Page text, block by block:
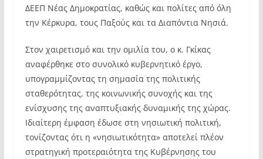
ΔΕΕΠ Νέας Δημοκρατίας, καθώς και πολίτες από όλη
την Κέρκυρα, τους Παξούς και τα Διαπόντια Νησιά.
Στον χαιρετισμό και την ομιλία του, ο κ. Γκίκας
αναφέρθηκε στο συνολικό κυβερνητικό έργο,
υπογραμμίζοντας τη σημασία της πολιτικής
σταθερότητας, της κοινωνικής συνοχής και της
ενίσχυσης της αναπτυξιακής δυναμικής της χώρας.
Ιδιαίτερη έμφαση έδωσε στη νησιωτική πολιτική,
τονίζοντας ότι η «νησιωτικότητα» αποτελεί πλέον
στρατηγική προτεραιότητα της Κυβέρνησης του